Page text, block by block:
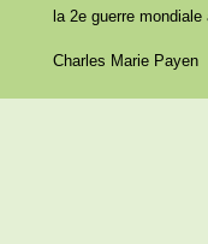
la 2e guerre
Charles Marie Payen